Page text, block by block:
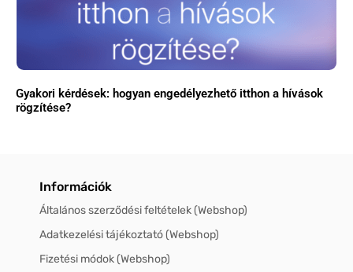
Gyakori kérdések: hogyan engedélyezhető itthon a hívások
rögzítése?
Információk
Általános szerződési feltételek (Webshop)
Adatkezelési tájékoztató (Webshop)
Fizetési módok (Webshop)